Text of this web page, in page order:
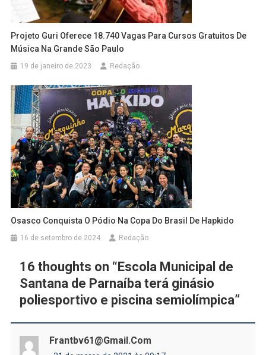
Projeto Guri Oferece 18.740 Vagas Para Cursos Gratuitos De
Música Na Grande São Paulo
19 de janeiro de 2023 Redação
Osasco Conquista O Pódio Na Copa Do Brasil De Hapkido
16 de setembro de 2024 Redação
16 thoughts on “Escola Municipal de
Santana de Parnaíba terá ginásio
poliesportivo e piscina semiolímpica”
Frantbv61@gmail.com